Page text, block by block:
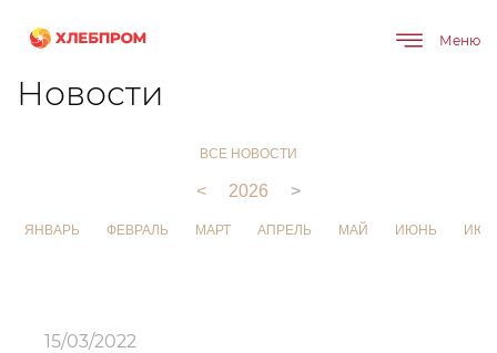
Меню
Главная О компании
Новости
ВСЕ НОВОСТИ
< 2026 >
ЯНВАРЬ ФЕВРАЛЬ МАРТ АПРЕЛЬ МАЙ ИЮНЬ
15/03/2022